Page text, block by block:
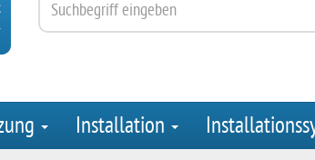
Installation